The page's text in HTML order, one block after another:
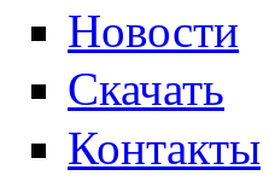
Новости
Скачать
Контакты